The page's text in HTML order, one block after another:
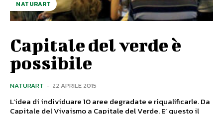
NATURART
Capitale del verde è
possibile
NATURART - 22 APRILE 2015
L’idea di individuare 10 aree degradate e riqualificarle. Da
Capitale del Vivaismo a Capitale del Verde. E’ questo il